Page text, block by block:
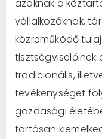
azoknak a
vállalkozóknak,
közreműködő
tradicionális,
tevékenységet
gazdasági
tartósan